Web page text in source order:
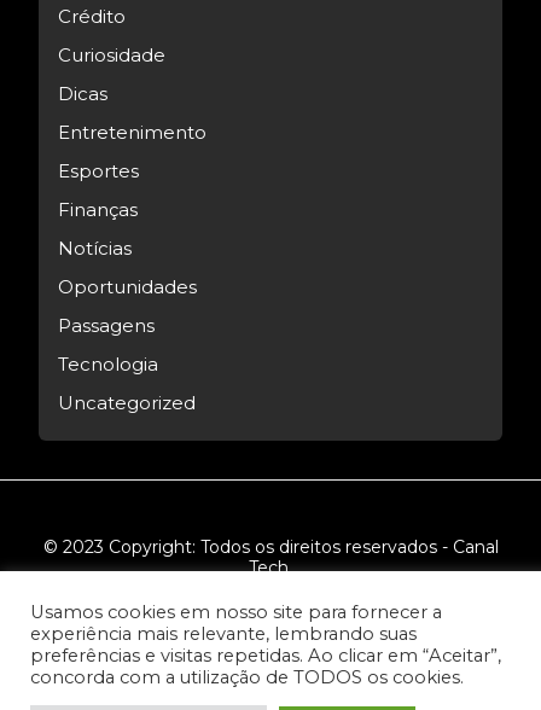
Crédito
Curiosidade
Dicas
Entretenimento
Esportes
Finanças
Notícias
Oportunidades
Passagens
Tecnologia
Uncategorized
© 2023 Copyright: Todos os direitos reservados - Canal
Tech.
Usamos cookies em nosso site para fornecer a
experiência mais relevante, lembrando suas
preferências e visitas repetidas. Ao clicar em “Aceitar”,
concorda com a utilização de TODOS os cookies.